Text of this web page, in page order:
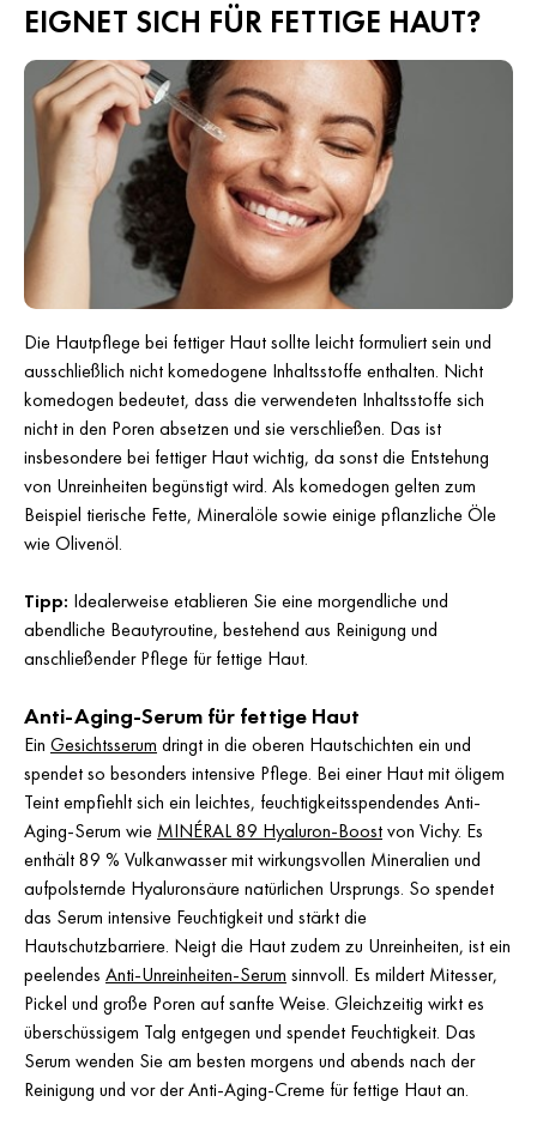
EIGNET SICH FÜR FETTIGE HAUT?
Die Hautpflege bei fettiger Haut sollte leicht formuliert sein und
ausschließlich nicht komedogene Inhaltsstoffe enthalten. Nicht
komedogen bedeutet, dass die verwendeten Inhaltsstoffe sich
nicht in den Poren absetzen und sie verschließen. Das ist
insbesondere bei fettiger Haut wichtig, da sonst die Entstehung
von Unreinheiten begünstigt wird. Als komedogen gelten zum
Beispiel tierische Fette, Mineralöle sowie einige pflanzliche Öle
wie Olivenöl.
Tipp: Idealerweise etablieren Sie eine morgendliche und
abendliche Beautyroutine, bestehend aus Reinigung und
anschließender Pflege für fettige Haut.
Anti-Aging-Serum für fettige Haut
Ein Gesichtsserum dringt in die oberen Hautschichten ein und
spendet so besonders intensive Pflege. Bei einer Haut mit öligem
Teint empfiehlt sich ein leichtes, feuchtigkeitsspendendes Anti-
Aging-Serum wie MINÉRAL 89 Hyaluron-Boostvon Vichy. Es
enthält 89 % Vulkanwasser mit wirkungsvollen Mineralien und
aufpolsternde Hyaluronsäure natürlichen Ursprungs. So spendet
das Serum intensive Feuchtigkeit und stärkt die
Hautschutzbarriere. Neigt die Haut zudem zu Unreinheiten, ist ein
peelendes Anti-Unreinheiten-Serum sinnvoll. Es mildert Mitesser,
Pickel und große Poren auf sanfte Weise. Gleichzeitig wirkt es
überschüssigem Talg entgegen und spendet Feuchtigkeit. Das
Serum wenden Sie am besten morgens und abends nach der
Reinigung und vor der Anti-Aging-Creme für fettige Haut an.